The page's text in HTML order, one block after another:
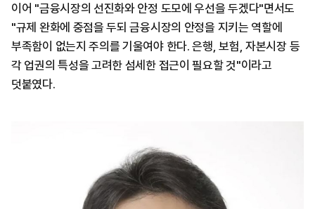
이어 "금융시장의 선진화와 안정 도모에 우선을 두겠다"면서도
"규제 완화에 중점을 두되 금융시장의 안정을 지키는 역할에
부족함이 없는지 주의를 기울여야 한다. 은행, 보험, 자본시장 등
각 업권의 특성을 고려한 섬세한 접근이 필요할 것"이라고
덧붙였다.